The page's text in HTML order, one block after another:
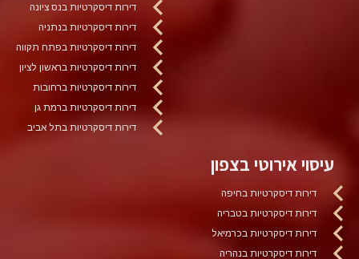
דירות דיסקרטיות בנס ציונה
דירות דיסקרטיות בנתניה
דירות דיסקרטיות בפתח תקווה
דירות דיסקרטיות בראשון לציון
דירות דיסקרטיות ברחובות
דירות דיסקרטיות ברמת גן
דירות דיסקרטיות בתל אביב
עיסוי אירוטי בצפון
דירות דיסקרטיות בחיפה
דירות דיסקרטיות בטבריה
דירות דיסקרטיות בכרמיאל
דירות דיסקרטיות בנהריה